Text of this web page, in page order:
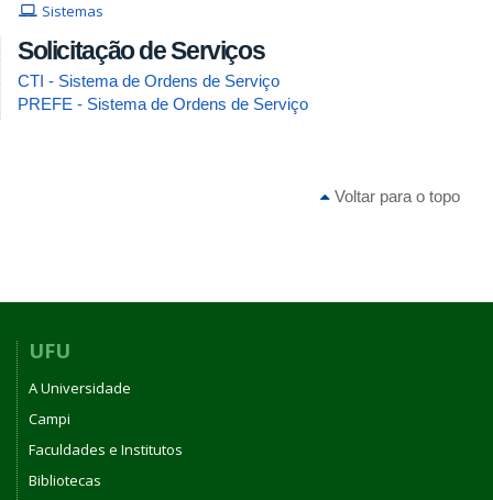
Sistemas
Solicitação de Serviços
CTI - Sistema de Ordens de Serviço
PREFE - Sistema de Ordens de Serviço
Voltar para o topo
UFU
A Universidade
Campi
Faculdades e Institutos
Bibliotecas